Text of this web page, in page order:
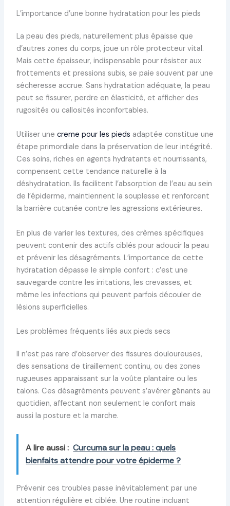
L’importance d’une bonne hydratation pour les pieds
La peau des pieds, naturellement plus épaisse que
d’autres zones du corps, joue un rôle protecteur vital.
Mais cette épaisseur, indispensable pour résister aux
frottements et pressions subis, se paie souvent par une
sécheresse accrue. Sans hydratation adéquate, la peau
peut se fissurer, perdre en élasticité, et afficher des
rugosités ou callosités inconfortables.
Utiliser une creme pour les pieds adaptée constitue une
étape primordiale dans la préservation de leur intégrité.
Ces soins, riches en agents hydratants et nourrissants,
compensent cette tendance naturelle à la
déshydratation. Ils facilitent l’absorption de l’eau au sein
de l’épiderme, maintiennent la souplesse et renforcent
la barrière cutanée contre les agressions extérieures.
En plus de varier les textures, des crèmes spécifiques
peuvent contenir des actifs ciblés pour adoucir la peau
et prévenir les désagréments. L’importance de cette
hydratation dépasse le simple confort : c’est une
sauvegarde contre les irritations, les crevasses, et
même les infections qui peuvent parfois découler de
lésions superficielles.
Les problèmes fréquents liés aux pieds secs
Il n’est pas rare d’observer des fissures douloureuses,
des sensations de tiraillement continu, ou des zones
rugueuses apparaissant sur la voûte plantaire ou les
talons. Ces désagréments peuvent s’avérer gênants au
quotidien, affectant non seulement le confort mais
aussi la posture et la marche.
A lire aussi : Curcuma sur la peau : quels
bienfaits attendre pour votre épiderme ?
Prévenir ces troubles passe inévitablement par une
attention régulière et ciblée. Une routine incluant